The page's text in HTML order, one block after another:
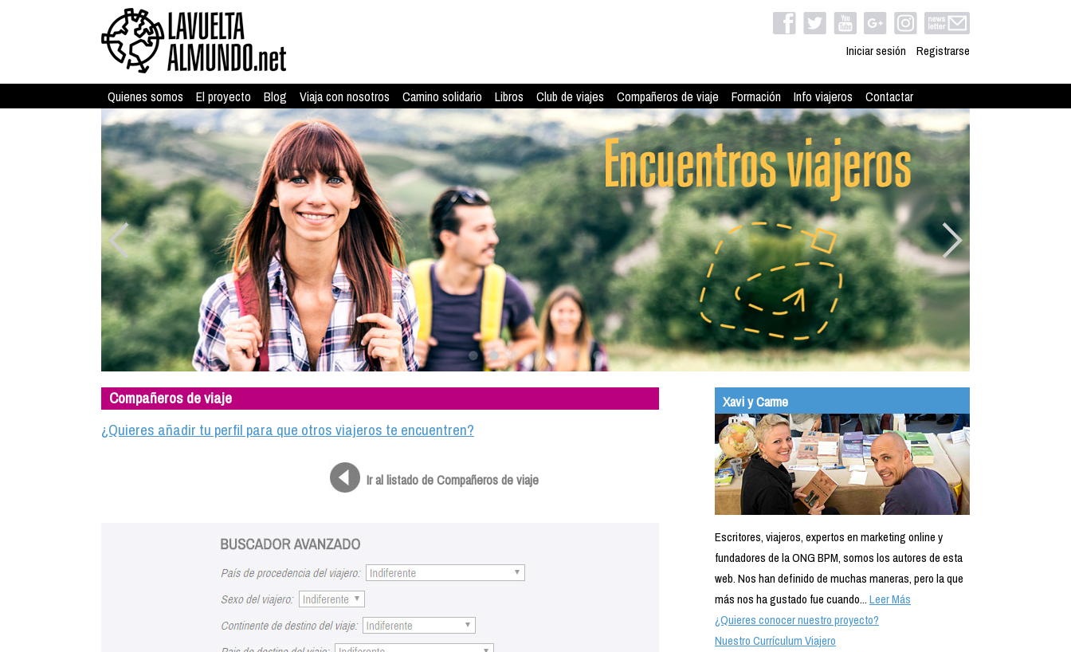
Iniciar sesión Registrarse
Quienes somos El proyecto Blog Viaja con nosotros Camino solidario Libros Club de viajes Compañeros de viaje Formación Info viajeros Contactar
Compañeros de viaje
¿Quieres añadir tu perfil para que otros viajeros te encuentren?
Ir al listado de Compañeros de viaje
Xavi y Carme
Escritores, viajeros, expertos en marketing online y
fundadores de la ONG BPM, somos los autores de esta
web. Nos han definido de muchas maneras, pero la que
más nos ha gustado fue cuando...Leer Más
¿Quieres conocer nuestro proyecto?
Nuestro Currículum Viajero